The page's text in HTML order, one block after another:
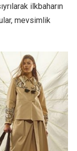
ilkbaharın
mevsimlik